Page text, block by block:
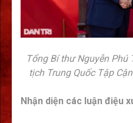
Tổng Bí thư Nguyễn Phú
tịch Trung Quốc Tập
Nhận diện các luận điệu